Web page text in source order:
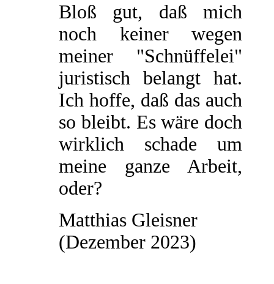
Bloß gut, daß mich
noch keiner wegen
meiner "Schnüffelei"
juristisch belangt hat.
Ich hoffe, daß das auch
so bleibt. Es wäre doch
wirklich schade um
meine ganze Arbeit,
oder?
Matthias Gleisner
(Dezember 2023)